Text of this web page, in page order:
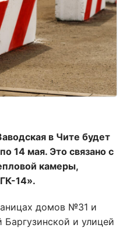
в Чите будет
14 мая. Это связано с
камеры,
14».
домов №31 и
и улицей